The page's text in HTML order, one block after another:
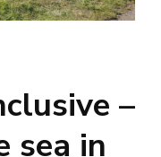
–
sea in